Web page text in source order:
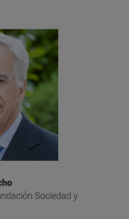
Sociedad y